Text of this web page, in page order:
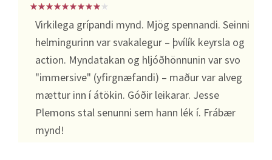
Virkilega grípandi mynd. Mjög spennandi. Seinni
helmingurinn var svakalegur – þvílík keyrsla og
action. Myndatakan og hljóðhönnunin var svo
"immersive" (yfirgnæfandi) – maður var alveg
mættur inn í átökin. Góðir leikarar. Jesse
Plemons stal senunni sem hann lék í. Frábær
mynd!